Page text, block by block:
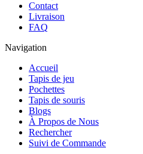
Contact
Livraison
FAQ
Navigation
Accueil
Tapis de jeu
Pochettes
Tapis de souris
Blogs
À Propos de Nous
Rechercher
Suivi de Commande